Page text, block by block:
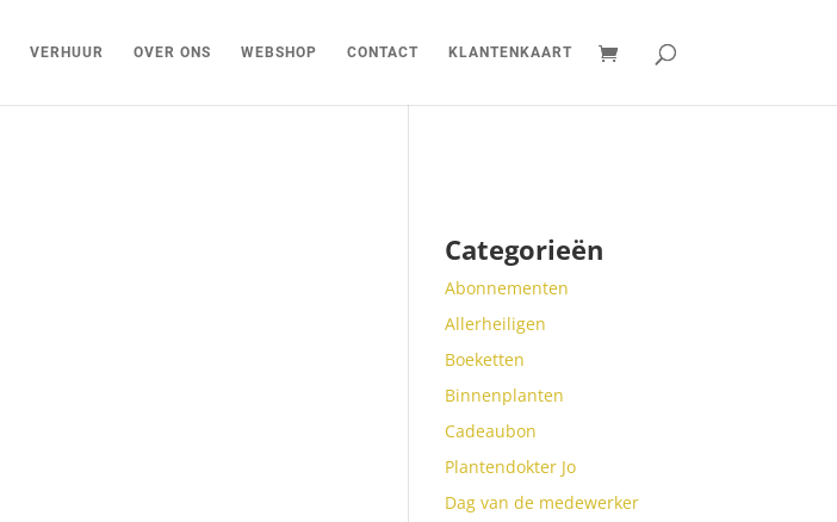
VERHUUR OVER ONS WEBSHOP CONTACT KLANTENKAART
Categorieën
Abonnementen
Allerheiligen
Boeketten
Binnenplanten
Cadeaubon
Plantendokter Jo
Dag van de medewerker